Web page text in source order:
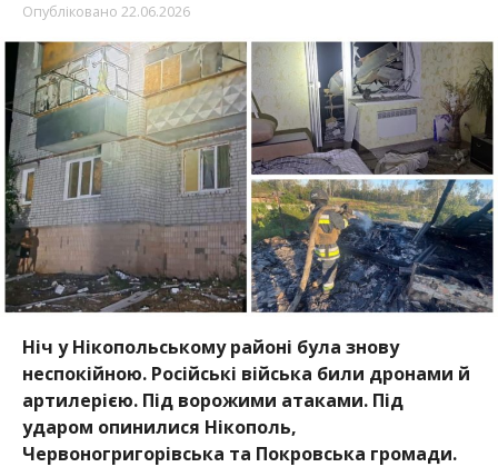
Опубліковано 22.06.2026
Ніч у Нікопольському районі була знову
неспокійною. Російські війська били дронами й
артилерією. Під ворожими атаками. Під
ударом опинилися Нікополь,
Червоногригорівська та Покровська громади.